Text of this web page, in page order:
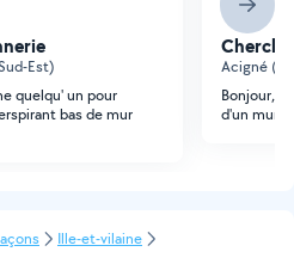
Est)
quelqu' un pour
bas de mur
Acigné
Bonjour,
d'un
Ille-et-vilaine